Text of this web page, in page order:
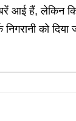
आई हैं, लेकिन
को